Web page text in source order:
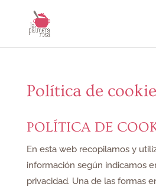
Política de
POLÍTICA DE
En esta web recopilamos y
información según indicamos
privacidad. Una de las formas